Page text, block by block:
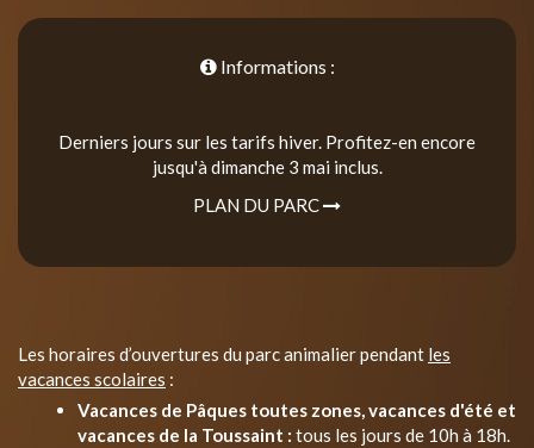
Informations :
Derniers jours sur les tarifs hiver. Profitez-en encore
jusqu'à dimanche 3 mai inclus.
PLAN DU PARC
Les horaires d’ouvertures du parc animalier pendant les
vacances scolaires :
Vacances de Pâques toutes zones, vacances d'été et
vacances de la Toussaint : tous les jours de 10h à 18h.